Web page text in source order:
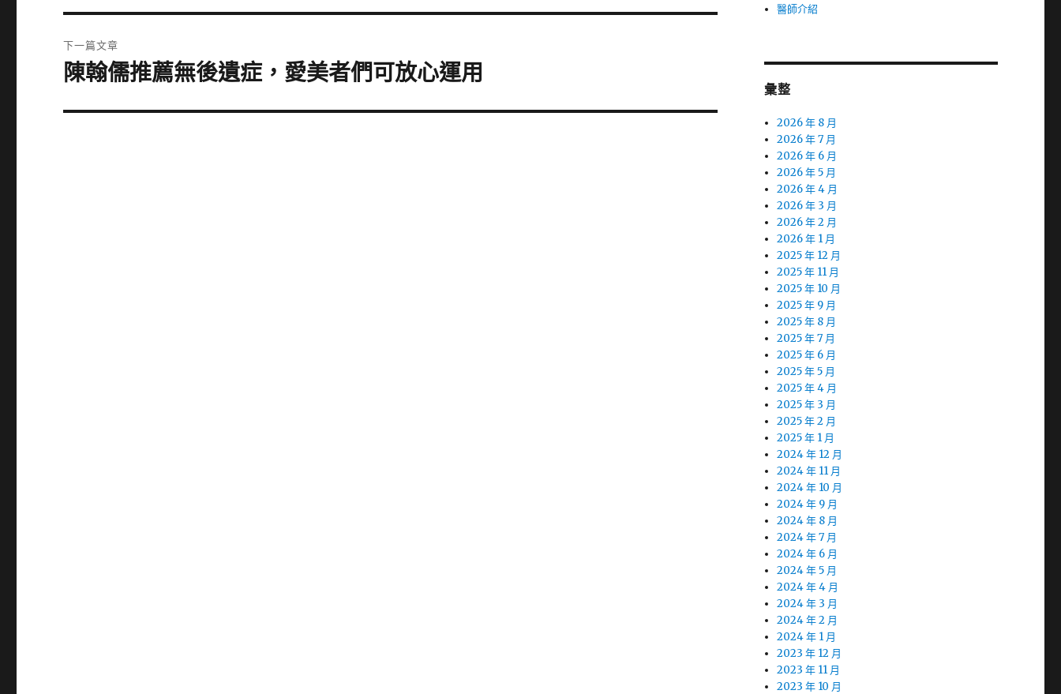
篇
文
章:
下一篇文章
下
篇
陳翰儒推薦無後遺症，愛美者們可放心運用
醫師介紹
彙整
2026 年 8 月
2026 年 7 月
2026 年 6 月
2026 年 5 月
2026 年 4 月
2026 年 3 月
2026 年 2 月
2026 年 1 月
2025 年 12 月
2025 年 11 月
2025 年 10 月
2025 年 9 月
2025 年 8 月
2025 年 7 月
2025 年 6 月
2025 年 5 月
2025 年 4 月
2025 年 3 月
2025 年 2 月
2025 年 1 月
2024 年 12 月
2024 年 11 月
2024 年 10 月
2024 年 9 月
2024 年 8 月
2024 年 7 月
2024 年 6 月
2024 年 5 月
2024 年 4 月
2024 年 3 月
2024 年 2 月
2024 年 1 月
2023 年 12 月
2023 年 11 月
2023 年 10 月